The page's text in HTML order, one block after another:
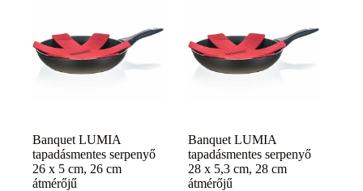
Banquet LUMIA
tapadásmentes serpenyő
26 x 5 cm, 26 cm
átmérőjű
Banquet LUMIA
tapadásmentes serpenyő
28 x 5,3 cm, 28 cm
átmérőjű